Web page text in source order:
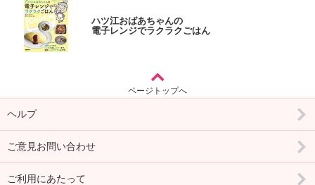
ハツ江おばあちゃんの
電子レンジでラクラクごはん
ページトップへ
ヘルプ
ご意見お問い合わせ
ご利用にあたって